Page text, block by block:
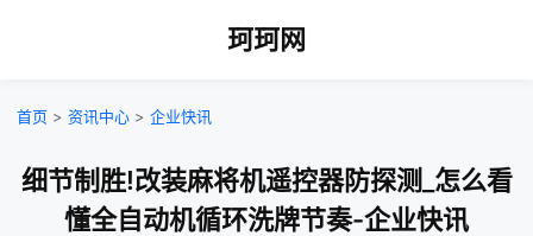
珂珂网
首页 > 资讯中心 > 企业快讯
细节制胜!改装麻将机遥控器防探测_怎么看
懂全自动机循环洗牌节奏-企业快讯